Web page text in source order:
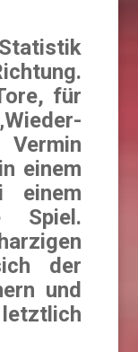
für
einem
einem
Spiel.
der
und